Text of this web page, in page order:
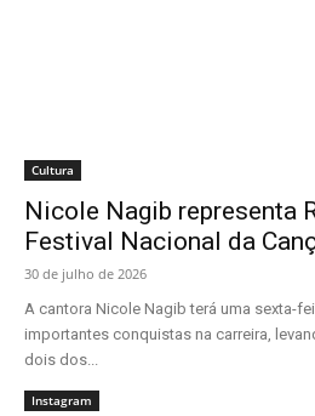
Cultura
Nicole Nagib representa
Festival Nacional da
30 de julho de 2026
A cantora Nicole Nagib terá uma sexta-
importantes conquistas na carreira,
dois dos...
Instagram